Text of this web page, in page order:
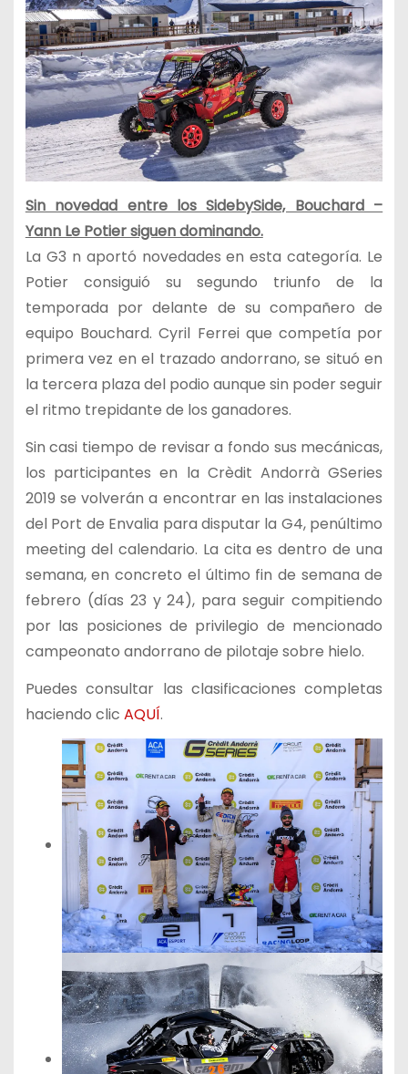
Sin novedad entre los SidebySide, Bouchard –
Yann Le Potier siguen dominando.
La G3 n aportó novedades en esta categoría. Le
Potier consiguió su segundo triunfo de la
temporada por delante de su compañero de
equipo Bouchard. Cyril Ferrei que competía por
primera vez en el trazado andorrano, se situó en
la tercera plaza del podio aunque sin poder seguir
el ritmo trepidante de los ganadores.
Sin casi tiempo de revisar a fondo sus mecánicas,
los participantes en la Crèdit Andorrà GSeries
2019 se volverán a encontrar en las instalaciones
del Port de Envalia para disputar la G4, penúltimo
meeting del calendario. La cita es dentro de una
semana, en concreto el último fin de semana de
febrero (días 23 y 24), para seguir compitiendo
por las posiciones de privilegio de mencionado
campeonato andorrano de pilotaje sobre hielo.
Puedes consultar las clasificaciones completas
haciendo clic AQUÍ.